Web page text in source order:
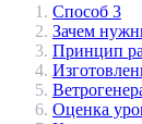
Способ 3
Зачем
Принцип
Оценка